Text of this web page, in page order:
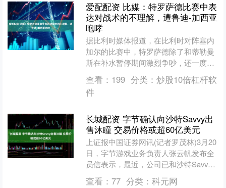
爱配配资 比媒：特罗萨德比赛中表
达对战术的不理解，遭鲁迪-加西亚
咆哮
据比利时媒体报道，在比利时对阵塞内
加尔的比赛中，特罗萨德除了和蒂勒曼
斯在补水暂停期间激烈争吵，还一度和
主教练鲁迪-加西亚呛起来。 在比利时
对阵塞内加尔的比赛下半....
查看： 199 分类： 炒股10倍杠杆软
件
长城配资 字节确认向沙特Savvy出
售沐瞳 交易价格或超60亿美元
上证报中国证券网讯(记者罗茂林)3月20
日，字节游戏业务负责人张云帆发布全
员信表示，最近，公司已和沙特Savvy
Games Group(下称Savvy)签署协....
查看： 77 分类： 科元网